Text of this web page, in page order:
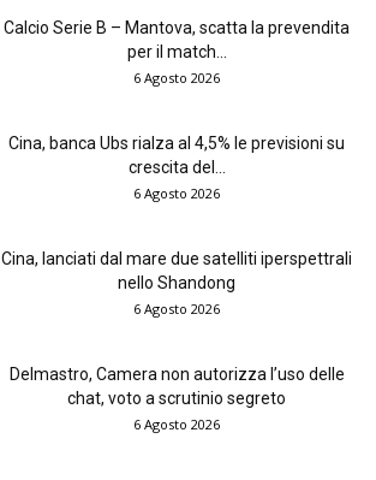
Calcio Serie B – Mantova, scatta la prevendita
per il match...
6 Agosto 2026
Cina, banca Ubs rialza al 4,5% le previsioni su
crescita del...
6 Agosto 2026
Cina, lanciati dal mare due satelliti iperspettrali
nello Shandong
6 Agosto 2026
Delmastro, Camera non autorizza l’uso delle
chat, voto a scrutinio segreto
6 Agosto 2026